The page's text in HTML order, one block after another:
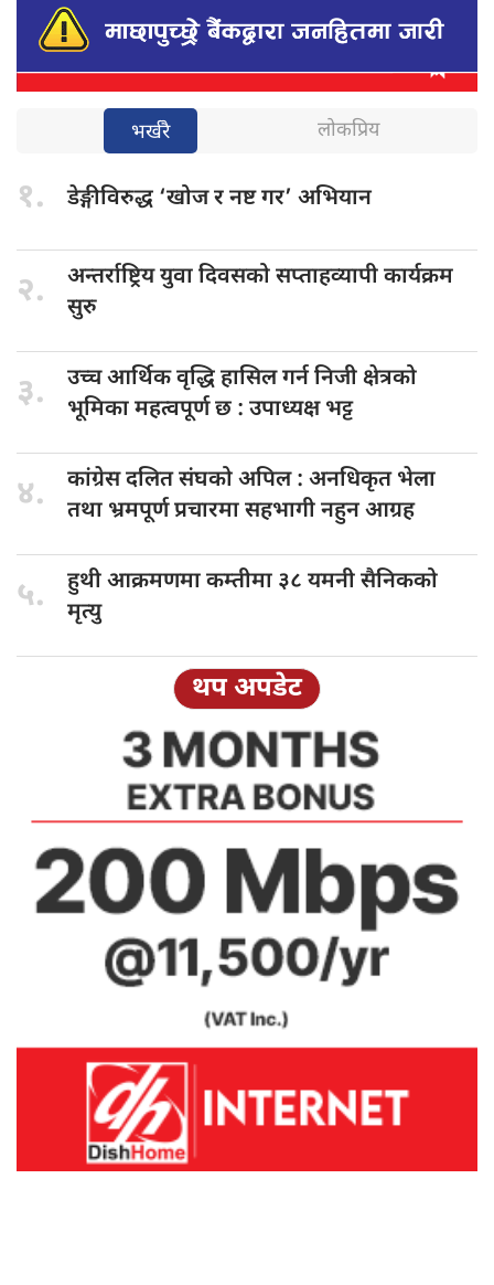
भर्खरै लोकप्रिय
१. डेङ्गीविरुद्ध ‘खोजर नष्ट गर’ अभियान
२. अन्तर्राष्ट्रिय युवादिवसको सप्ताहव्यापी कार्यक्रम
सुरु
३. उच्च आर्थिकवृद्धि हासिल गर्न निजी क्षेत्रको
भूमिका महत्वपूर्ण छ : उपाध्यक्ष भट्ट
४. कांग्रेस दलितसंघको अपिल : अनधिकृत भेला
तथा भ्रमपूर्ण प्रचारमा सहभागी नहुन आग्रह
५. हुथी आक्रमणमाकम्तीमा ३८ यमनी सैनिकको
मृत्यु
थप अपडेट